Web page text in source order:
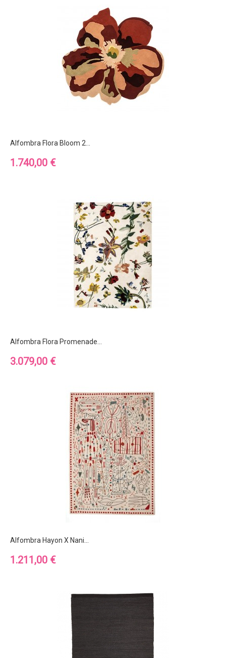
Alfombra Flora Bloom 2...
Precio
1.740,00 €
Alfombra Flora Promenade...
Precio
3.079,00 €
Alfombra Hayon X Nani...
Precio
1.211,00 €